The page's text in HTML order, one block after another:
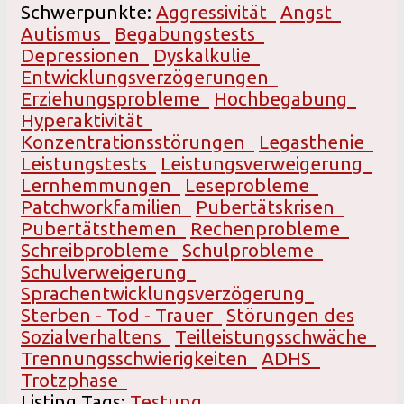
Schwerpunkte: Aggressivität
Angst
Autismus
Begabungstests
Depressionen
Dyskalkulie
Entwicklungsverzögerungen
Erziehungsprobleme
Hochbegabung
Hyperaktivität
Konzentrationsstörungen
Legasthenie
Leistungstests
Leistungsverweigerung
Lernhemmungen
Leseprobleme
Patchworkfamilien
Pubertätskrisen
Pubertätsthemen
Rechenprobleme
Schreibprobleme
Schulprobleme
Schulverweigerung
Sprachentwicklungsverzögerung
Sterben - Tod - Trauer
Störungen des
Sozialverhaltens
Teilleistungsschwäche
Trennungsschwierigkeiten
ADHS
Trotzphase